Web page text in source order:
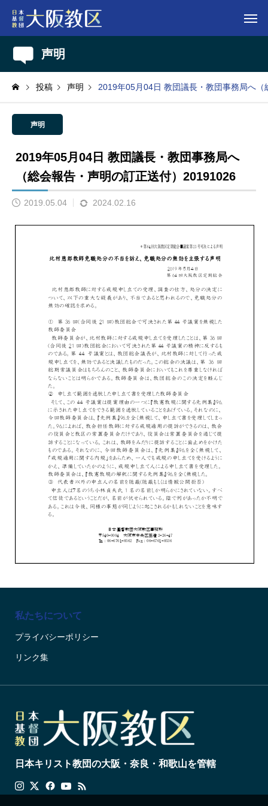
声明
投稿 声明 2019年05月04日 教団議長・教団事務局へ
声明
2019年05月04日 教団議長・教団事務局へ
（総会報告・声明の訂正送付）20191026
2019.05.04 2024.02.16
私たちについて
プライバシーポリシー
リンク集
日本キリスト教団の大阪・奈良・和歌山を管轄